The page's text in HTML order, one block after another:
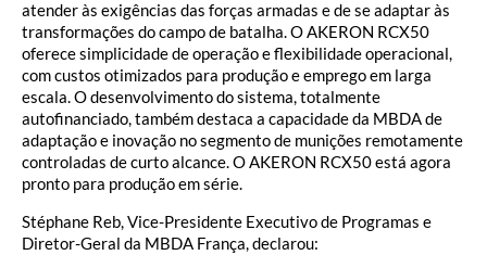
atender às exigências das forças armadas e de se adaptar às
transformações do campo de batalha. O AKERON RCX50
oferece simplicidade de operação e flexibilidade operacional,
com custos otimizados para produção e emprego em larga
escala. O desenvolvimento do sistema, totalmente
autofinanciado, também destaca a capacidade da MBDA de
adaptação e inovação no segmento de munições remotamente
controladas de curto alcance. O AKERON RCX50 está agora
pronto para produção em série.
Stéphane Reb, Vice-Presidente Executivo de Programas e
Diretor-Geral da MBDA França, declarou: